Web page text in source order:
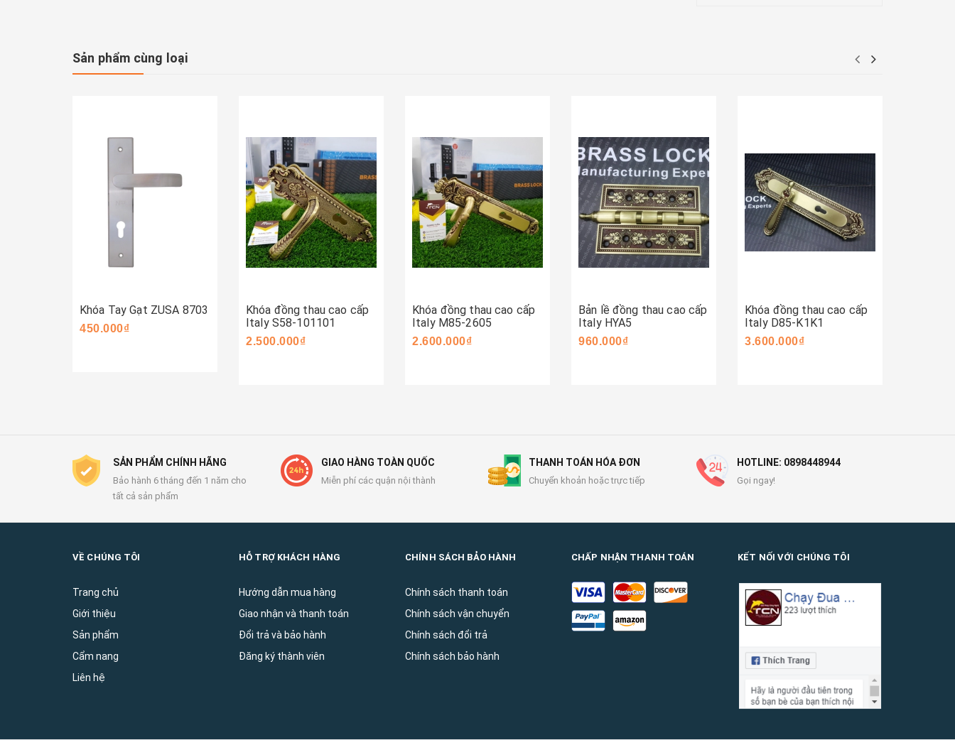
Sản phẩm cùng loại
Khóa Tay Gạt ZUSA 8703
450.000₫
Mua ngay
Khóa đồng thau cao cấp
Italy S58-101101
2.500.000₫
Khóa đồng thau cao cấp
Italy M85-2605
2.600.000₫
Bản lề đồng thau cao cấp
Italy HYA5
960.000₫
Khóa đồng thau cao cấp
Italy D85-K1K1
3.600.000₫
SẢN PHẨM CHÍNH HÃNG
Bảo hành 6 tháng đến 1 năm cho
tất cả sản phẩm
GIAO HÀNG TOÀN QUỐC
Miễn phí các quận nội thành
THANH TOÁN HÓA ĐƠN
Chuyển khoản hoặc trực tiếp
HOTLINE: 0898448944
Gọi ngay!
VỀ CHÚNG TÔI
Trang chủ
Giới thiệu
Sản phẩm
Cẩm nang
Liên hệ
HỖ TRỢ KHÁCH HÀNG
Hướng dẫn mua hàng
Giao nhận và thanh toán
Đổi trả và bảo hành
Đăng ký thành viên
CHÍNH SÁCH BẢO HÀNH
Chính sách thanh toán
Chính sách vận chuyển
Chính sách đổi trả
Chính sách bảo hành
CHẤP NHẬN THANH TOÁN KẾT NỐI VỚI CHÚNG TÔI